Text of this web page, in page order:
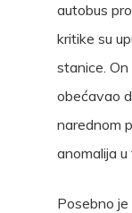
autobus
kritike su
stanice.
obećavao
narednom
anomalija
Posebno